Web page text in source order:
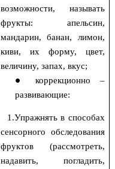
возможности, называть
фрукты: апельсин,
мандарин, банан, лимон,
киви, их форму, цвет,
величину, запах, вкус;
коррекционно –
развивающие:
1.Упражнять в способах
сенсорного обследования
фруктов (рассмотреть,
надавить, погладить,